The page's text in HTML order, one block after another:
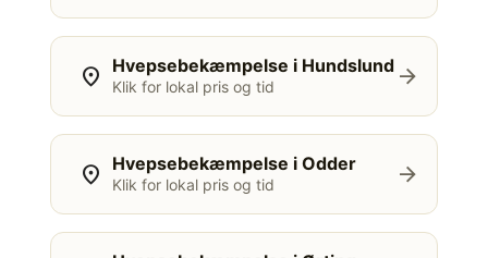
location_on Hvepsebekæmpelse i Hundslund
Klik for lokal pris og tid arrow_forward
location_on Hvepsebekæmpelse i Odder
Klik for lokal pris og tid arrow_forward